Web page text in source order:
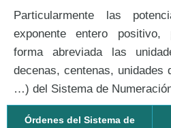
Particularmente las
exponente entero positivo,
forma abreviada las
decenas, centenas, unidades
…) del Sistema de
Órdenes del Sistema de